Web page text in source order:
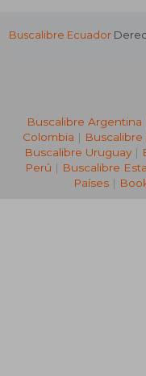
Buscalibre Ecuador
Buscalibre Argentina
Colombia |
Buscalibre Uruguay|
Perú | Buscalibre
Países |